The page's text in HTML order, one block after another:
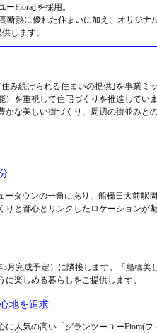
Fiora｣を採用。
断熱に優れた住まいに加え、オリジナ
します。
み続けられる住まいの提供｣を事業ミ
を重視して住宅づくりを推進してい
な美しい街づくり、周辺の街並みと
ータウンの一角にあり、船橋日大前駅
と都心とリンクしたロケーションが
月完成予定）に隣接します。「船橋美
楽しめる暮らしをご提供します。
地を追求
人気の高い「グランツーユーFiora(フ